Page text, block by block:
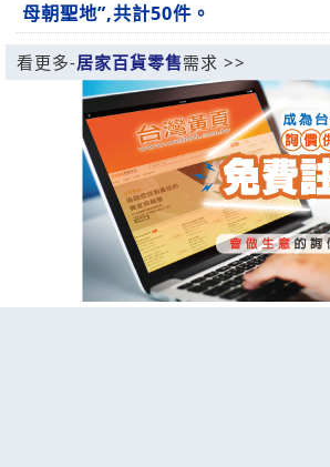
母朝聖地”,共計50件。
看更多-居家百貨零售需求 >>